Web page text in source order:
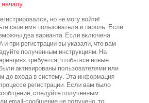
началу
но не могу войти!
свои имя пользователя и пароль. Если
два варианта. Если включена
и при регистрации вы указали, что вам
полученным инструкциям. На
требуется, чтобы все новые
активированы пользователями или
до входа в систему. Эта информация
регистрации. Если вам было
следуйте полученным